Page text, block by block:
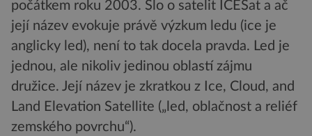
počátkem roku 2003. Šlo o satelit ICESat a ač
její název evokuje právě výzkum ledu (ice je
anglicky led), není to tak docela pravda. Led je
jednou, ale nikoliv jedinou oblastí zájmu
družice. Její název je zkratkou z Ice, Cloud, and
Land Elevation Satellite („led, oblačnost a reliéf
zemského povrchu“).